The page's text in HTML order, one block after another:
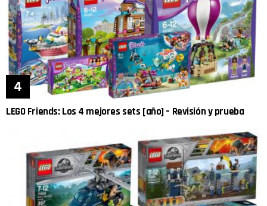
LEGO Friends: Los 4 mejores sets [año] – Revisión y prueba